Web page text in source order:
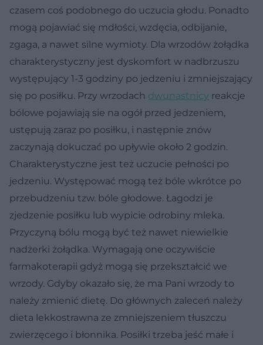
czasem coś podobnego do uczucia głodu. Ponadto
mogą pojawiać się mdłości, wzdęcia, odbijanie,
zgaga, a nawet silne wymioty. Dla wrzodów żołądka
charakterystyczny jest dyskomfort w nadbrzuszu
występujący 1-3 godziny po jedzeniu i zmniejszający
się po posiłku. Przy wrzodach dwunastnicy reakcje
bólowe pojawiają sie na ogół przed jedzeniem,
ustępują zaraz po posiłku, i następnie znów
zaczynają dokuczać po upływie około 2 godzin.
Charakterystyczne jest też uczucie pełności po
jedzeniu. Występować mogą też bóle wkrótce po
przebudzeniu tzw. bóle głodowe. Łagodzi je
zjedzenie posiłku lub wypicie odrobiny mleka.
Przyczyną bólu mogą być też nawet niewielkie
nadżerki żołądka. Wymagają one oczywiście
farmakoterapii gdyż mogą się przekształcić we
wrzody. Gdyby okazało się, że ma Pani wrzody to
należy zmienić dietę. Do głównych zaleceń należy
dieta lekkostrawna ze zmniejszeniem tłuszczu
zwierzęcego i błonnika. Posiłki trzeba jeść małe i